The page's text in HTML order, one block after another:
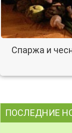
Спаржа и
ПОСЛЕДНИЕ